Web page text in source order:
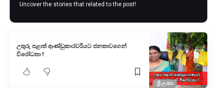
Uncover the stories that related to the post!
ශ්‍රී ලංකා
උතුරු පළාත් ආණ්ඩුකාරවරියට ජනතාවගෙන්
විරෝධතා !